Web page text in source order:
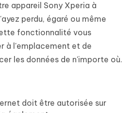
appareil Sony Xperia à
perdu, égaré ou même
fonctionnalité vous
à l'emplacement et de
les données de n'importe où.
doit être autorisée sur